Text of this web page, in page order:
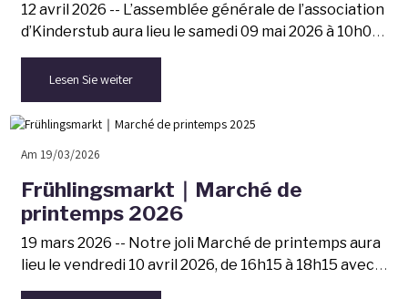
12 avril 2026 -- L’assemblée générale de l’association
d’Kinderstub aura lieu le samedi 09 mai 2026 à 10h00
à l'école ABCM Jean PETIT d'Ingersheim.
Lesen Sie weiter
Am 19/03/2026
Frühlingsmarkt｜Marché de
printemps 2026
19 mars 2026 -- Notre joli Marché de printemps aura
lieu le vendredi 10 avril 2026, de 16h15 à 18h15 avec
comme chaque année des exposants et des produits